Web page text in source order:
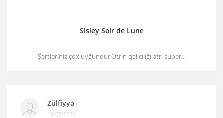
Sisley Soir de Lune
Şərtləriniz çox uyğundur.Ətrin qalıcılığı ətri super...
Zülfiyyə
19/07/2026